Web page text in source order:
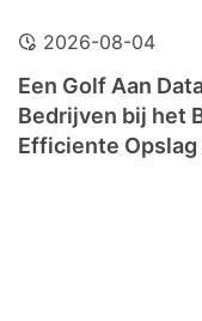
2026-08-04
Een Golf Aan
Bedrijven bij het
Efficiente